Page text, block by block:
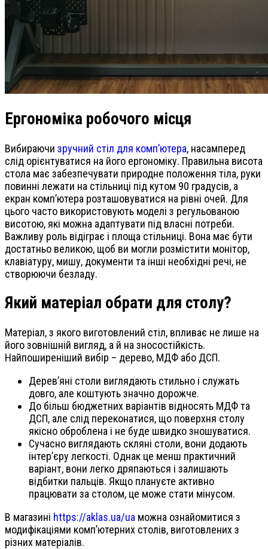
Ергономіка робочого місця
Вибираючи зручний стіл для комп’ютера, насамперед
слід орієнтуватися на його ергономіку. Правильна висота
стола має забезпечувати природне положення тіла, руки
повинні лежати на стільниці під кутом 90 градусів, а
екран комп’ютера розташовуватися на рівні очей. Для
цього часто використовують моделі з регульованою
висотою, які можна адаптувати під власні потреби.
Важливу роль відіграє і площа стільниці. Вона має бути
достатньо великою, щоб ви могли розмістити монітор,
клавіатуру, мишу, документи та інші необхідні речі, не
створюючи безладу.
Який матеріал обрати для столу?
Матеріал, з якого виготовлений стіл, впливає не лише на
його зовнішній вигляд, а й на зносостійкість.
Найпоширеніший вибір – дерево, МДФ або ДСП.
Дерев’яні столи виглядають стильно і служать
довго, але коштують значно дорожче.
До більш бюджетних варіантів відносять МДФ та
ДСП, але слід переконатися, що поверхня столу
якісно оброблена і не буде швидко зношуватися.
Сучасно виглядають скляні столи, вони додають
інтер’єру легкості. Однак це менш практичний
варіант, вони легко дряпаються і залишають
відбитки пальців. Якщо плануєте активно
працювати за столом, це може стати мінусом.
В магазині https://aklas.ua/ua можна ознайомитися з
модифікаціями комп’ютерних столів, виготовлених з
різних матеріалів.